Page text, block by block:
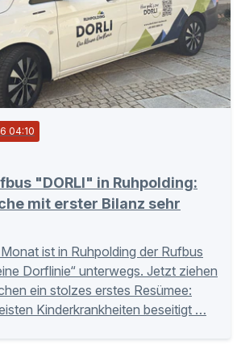
04:10
"DORLI" in Ruhpolding:
mit erster Bilanz sehr
ist in Ruhpolding der Rufbus
Dorflinie“ unterwegs. Jetzt ziehen
ein stolzes erstes Resümee:
Kinderkrankheiten beseitigt …